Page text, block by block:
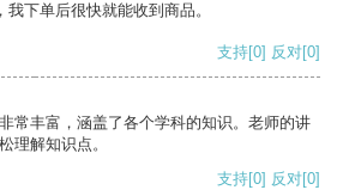
下单后很快就能收到商品。
支持[0] 反对[0]
常丰富，涵盖了各个学科的知识。老师的讲
理解知识点。
支持[0] 反对[0]